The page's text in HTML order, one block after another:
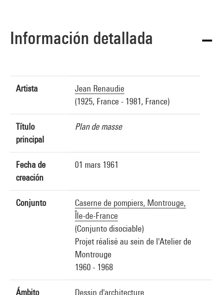
Información detallada
Artista
Jean Renaudie
(1925, France - 1981, France)
Título
principal
Plan de masse
Fecha de
creación
01 mars 1961
Conjunto
Caserne de pompiers, Montrouge,
Île-de-France
(Conjunto disociable)
Projet réalisé au sein de l'Atelier de
Montrouge
1960 - 1968
Ámbito Dessin d'architecture